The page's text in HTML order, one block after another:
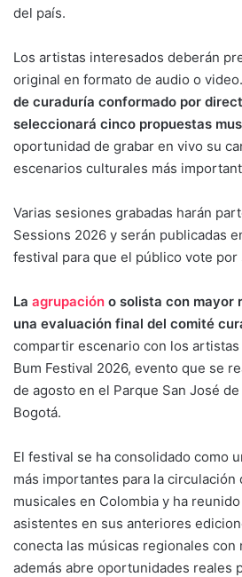
del país.
Los artistas interesados deberán
original en formato de audio o video.
de curaduría conformado por
seleccionará cinco propuestas
oportunidad de grabar en vivo su
escenarios culturales más
Varias sesiones grabadas harán
Sessions 2026 y serán publicadas
festival para que el público vote por
La agrupación o solista con mayor
una evaluación final del comité
compartir escenario con los
Bum Festival 2026, evento que se
de agosto en el Parque San José
Bogotá.
El festival se ha consolidado como
más importantes para la circulación
musicales en Colombia y ha
asistentes en sus anteriores
conecta las músicas regionales con
además abre oportunidades reales